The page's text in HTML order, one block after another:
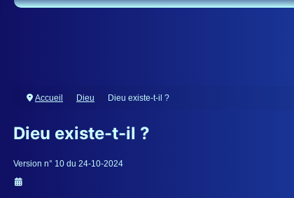
Accueil Dieu Dieu existe-t-il ?
Dieu existe-t-il ?
Détails
Version n° 10 du 24-10-2024